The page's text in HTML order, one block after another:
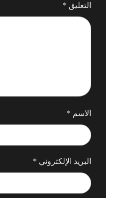
التعليق *
الاسم *
البريد الإلكتروني *